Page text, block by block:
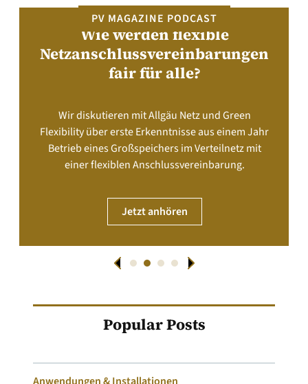
PV MAGAZINE PODCAST
Wie werden flexible
Netzanschlussvereinbarungen
fair für alle?
Wir diskutieren mit Allgäu Netz und Green
Flexibility über erste Erkenntnisse aus einem Jahr
Betrieb eines Großspeichers im Verteilnetz mit
einer flexiblen Anschlussvereinbarung.
Jetzt anhören
Popular Posts
Anwendungen & Installationen